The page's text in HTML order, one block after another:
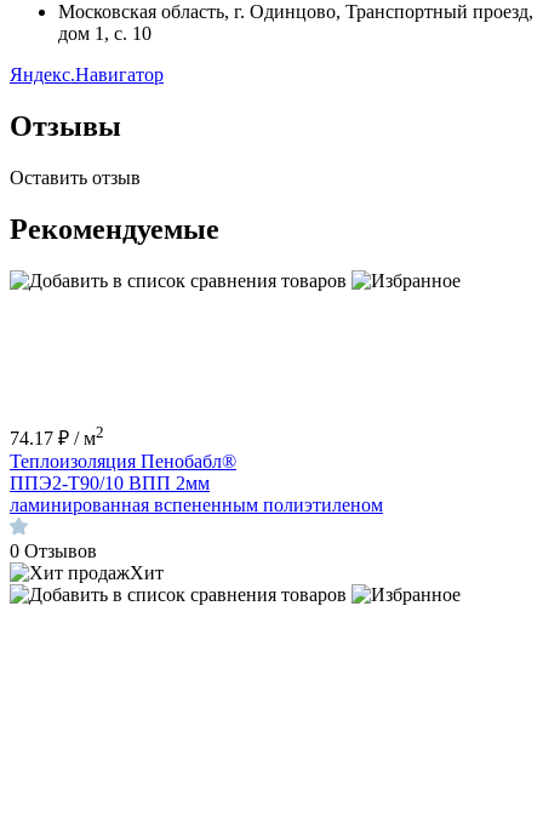
Московская область, г. Одинцово, Транспортный проезд,
дом 1, с. 10
Яндекс.Навигатор
Отзывы
Оставить отзыв
Рекомендуемые
74.17 ₽ / м2
Теплоизоляция Пенобабл®
ППЭ2-Т90/10 ВПП 2мм
ламинированная вспененным полиэтиленом
0 Отзывов
Хит